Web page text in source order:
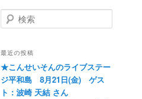
検索
最近の投稿
★こんせいそんのライブステー
ジ平和島 8月21日(金) ゲス
ト：波崎 天結 さん